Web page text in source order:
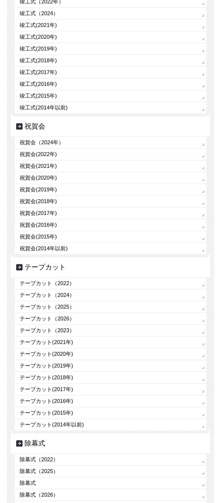
竣工式（2022年）
竣工式（2024）
竣工式(2021年)
竣工式(2020年)
竣工式(2019年)
竣工式(2018年)
竣工式(2017年)
竣工式(2016年)
竣工式(2015年)
竣工式(2014年以前)
祝賀会
祝賀会（2024年）
祝賀会(2022年)
祝賀会(2021年)
祝賀会(2020年)
祝賀会(2019年)
祝賀会(2018年)
祝賀会(2017年)
祝賀会(2016年)
祝賀会(2015年)
祝賀会(2014年以前)
テープカット
テープカット（2022）
テープカット（2024）
テープカット（2025）
テープカット（2026）
テープカット（2023）
テープカット(2021年)
テープカット(2020年)
テープカット(2019年)
テープカット(2018年)
テープカット(2017年)
テープカット(2016年)
テープカット(2015年)
テープカット(2014年以前)
除幕式
除幕式（2022）
除幕式（2025）
除幕式
除幕式（2026）